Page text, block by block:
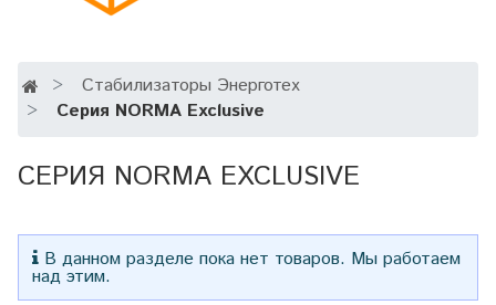
Стабилизаторы Энерготех
Серия NORMA Exclusive
СЕРИЯ NORMA EXCLUSIVE
В данном разделе пока нет товаров. Мы работаем
над этим.